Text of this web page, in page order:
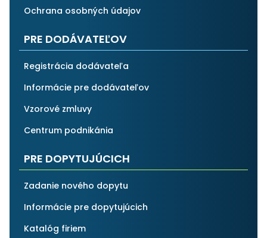
Ochrana osobných údajov
PRE DODÁVATEĽOV
Registrácia dodávateľa
Informácie pre dodávateľov
Vzorové zmluvy
Centrum podnikánia
PRE DOPYTUJÚCICH
Zadanie nového dopytu
Informácie pre dopytujúcich
Katalóg firiem